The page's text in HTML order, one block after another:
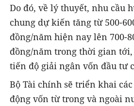
Do đó, về lý thuyết, nhu cầu
chung dự kiến tăng từ 500-
đồng/năm hiện nay lên 700-
đồng/năm trong thời gian
tiến độ giải ngân vốn đầu tư
Bộ Tài chính sẽ triển khai
động vốn từ trong và ngoài